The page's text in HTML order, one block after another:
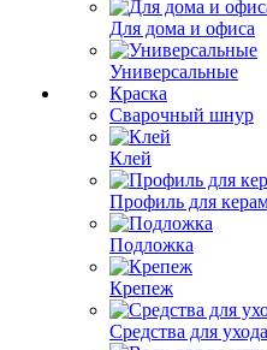
Для дома и офиса
Универсальные
Краска
Сварочный шнур
Клей
Профиль для
Подложка
Крепеж
Средства для